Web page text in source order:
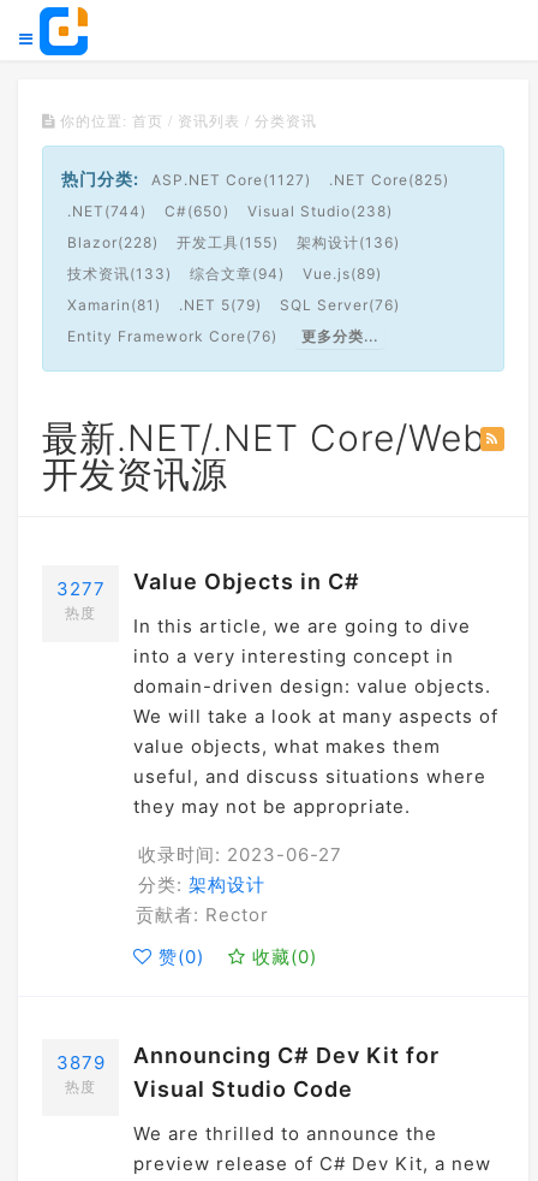
你的位置: 首页 / 资讯列表 / 分类资讯
热门分类: ASP.NET Core(1127)
.NET Core(825)
.NET(744)
C#(650)
Visual Studio(238)
Blazor(228)
开发工具(155)
架构设计(136)
技术资讯(133)
综合文章(94)
Vue.js(89)
Xamarin(81)
.NET 5(79)
SQL Server(76)
Entity Framework Core(76)
更多分类...
最新.NET/.NET Core/Web
开发资讯源
3277
热度
Value Objects in C#
In this article, we are going to dive
into a very interesting concept in
domain-driven design: value objects.
We will take a look at many aspects of
value objects, what makes them
useful, and discuss situations where
they may not be appropriate.
收录时间: 2023-06-27
分类: 架构设计
贡献者: Rector
赞(0) 收藏(0)
3879
热度
Announcing C# Dev Kit for
Visual Studio Code
We are thrilled to announce the
preview release of C# Dev Kit, a new